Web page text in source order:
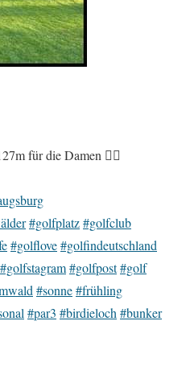
für die Damen 🏌️‍♀️
#golfplatz#golfclub
#golflove#golfindeutschland
#golfstagram#golfpost#golf
#sonne#frühling
#par3 #birdieloch #bunker